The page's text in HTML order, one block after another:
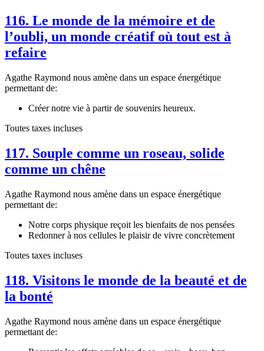
116. Le monde de la mémoire et de
l’oubli, un monde créatif où tout est à
refaire
Agathe Raymond nous amène dans un espace énergétique
permettant de:
Créer notre vie à partir de souvenirs heureux.
Toutes taxes incluses
117. Souple comme un roseau, solide
comme un chêne
Agathe Raymond nous amène dans un espace énergétique
permettant de:
Notre corps physique reçoit les bienfaits de nos pensées
Redonner à nos cellules le plaisir de vivre concrètement
Toutes taxes incluses
118. Visitons le monde de la beauté et de
la bonté
Agathe Raymond nous amène dans un espace énergétique
permettant de: